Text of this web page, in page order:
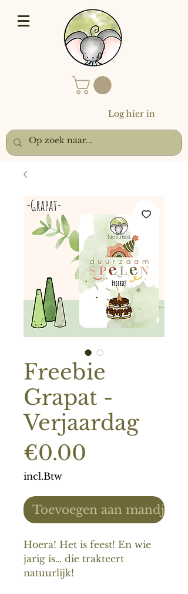
Log hier in
Freebie
Grapat -
Verjaardag
€0.00
incl.Btw
Toevoegen aan mandje
Hoera! Het is feest! En wie
jarig is… die trakteert
natuurlijk!